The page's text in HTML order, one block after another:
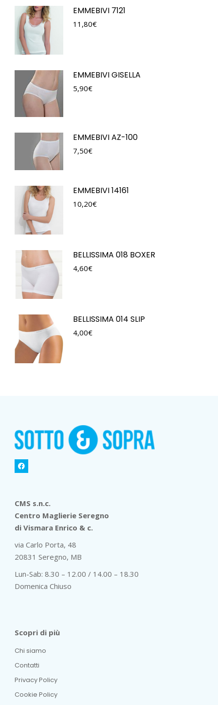
EMMEBIVI 7121
11,80€
EMMEBIVI GISELLA
5,90€
EMMEBIVI AZ-100
7,50€
EMMEBIVI 14161
10,20€
BELLISSIMA 018 BOXER
4,60€
BELLISSIMA 014 SLIP
4,00€
CMS s.n.c.
Centro Maglierie Seregno
di Vismara Enrico & c.
via Carlo Porta, 48
20831 Seregno, MB
Lun-Sab: 8.30 – 12.00 / 14.00 – 18.30
Domenica Chiuso
Scopri di più
Chi siamo
Contatti
Privacy Policy
Cookie Policy